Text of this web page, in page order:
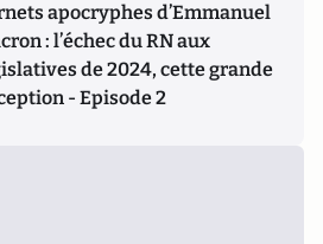
apocryphes d’Emmanuel
: l’échec du RN aux
de 2024, cette grande
- Episode 2